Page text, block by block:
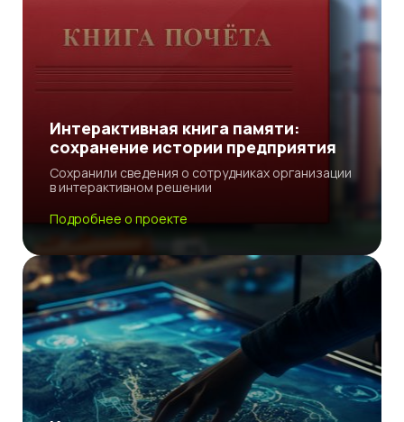
Интерактивная книга памяти:
сохранение истории предприятия
Сохранили сведения о сотрудниках организации
в интерактивном решении
Подробнее о проекте